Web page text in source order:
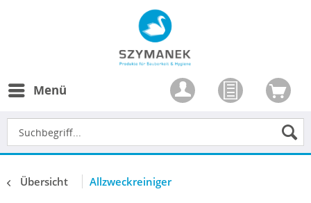
Menü
Übersicht Allzweckreiniger